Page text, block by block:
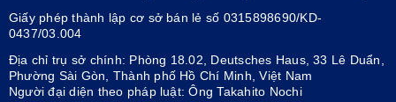
Giấy phép thành lập cơ sở bán lẻ số 0315898690/KD-
0437/03.004
Địa chỉ trụ sở chính: Phòng 18.02, Deutsches Haus, 33 Lê Duẩn,
Phường Sài Gòn, Thành phố Hồ Chí Minh, Việt Nam
Người đại diện theo pháp luật: Ông Takahito Nochi